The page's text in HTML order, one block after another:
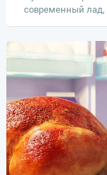
современный лад,